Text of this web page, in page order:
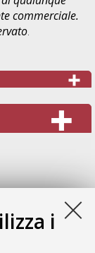
i
commerciale.
.